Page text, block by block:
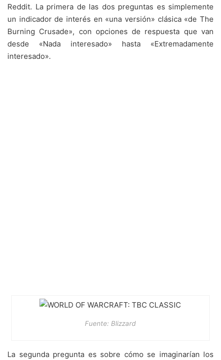
Reddit. La primera de las dos preguntas es simplemente
un indicador de interés en «una versión» clásica «de The
Burning Crusade», con opciones de respuesta que van
desde «Nada interesado» hasta «Extremadamente
interesado».
Fuente: Blizzard
La segunda pregunta es sobre cómo se imaginarían los